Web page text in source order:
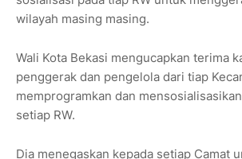
wilayah masing masing.
Wali Kota Bekasi mengucapkan terima
penggerak dan pengelola dari tiap
memprogramkan dan
setiap RW.
Dia menegaskan kepada setiap Camat